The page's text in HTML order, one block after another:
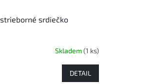
srdiečko
Skladem(1 ks)
DETAIL